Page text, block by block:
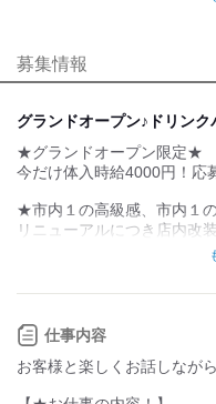
個性が生かせる
デスクワーク
お客様との対話が
少ない
力仕事が少ない
「人と話をするのが好きっ
「接客のノウハウを学び
募集情報
グランドオープン♪ドリン
★グランドオープン限定★
今だけ体入時給4000円！応
★市内１の高級感、市内１
リニューアルにつき店内改
整えました！！是非、新し
◇短時間可
◇自由出勤
仕事内容
お客様と楽しくお話しなが